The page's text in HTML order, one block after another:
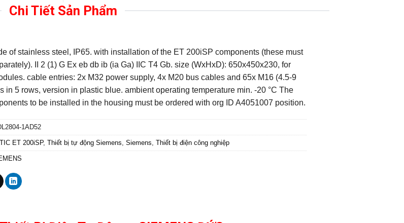
Chi Tiết Sản Phẩm
of stainless steel, IP65. with installation of the ET 200iSP components (these must
II 2 (1) G Ex eb db ib (ia Ga) IIC T4 Gb. size (WxHxD): 650x450x230, for
cable entries: 2x M32 power supply, 4x M20 bus cables and 65x M16 (4.5-9
in 5 rows, version in plastic blue. ambient operating temperature min. -20 °C The
to be installed in the housing must be ordered with org ID A4051007 position.
1AD52
ET 200iSP, Thiết bị tự động Siemens, Siemens, Thiết bị điện công nghiệp